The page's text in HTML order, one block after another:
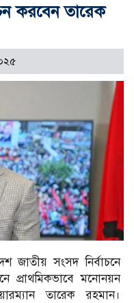
করবেন তারেক
জাতীয় সংসদ নির্বাচনে
প্রাথমিকভাবে মনোনয়ন
তারেক রহমান।